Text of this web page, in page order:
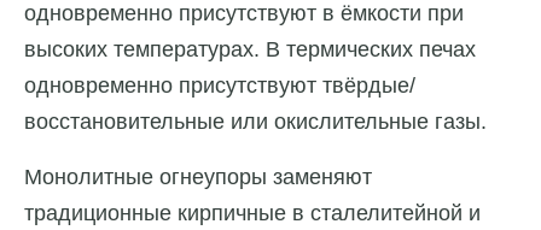
одновременно присутствуют в ёмкости при
высоких температурах. В термических печах
одновременно присутствуют твёрдые/
восстановительные или окислительные газы.
Монолитные огнеупоры заменяют
традиционные кирпичные в сталелитейной и